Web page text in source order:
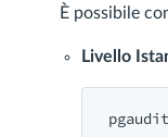
È possibile
Livello